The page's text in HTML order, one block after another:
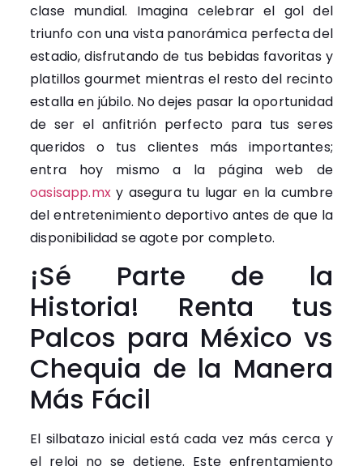
clase mundial. Imagina celebrar el gol del
triunfo con una vista panorámica perfecta del
estadio, disfrutando de tus bebidas favoritas y
platillos gourmet mientras el resto del recinto
estalla en júbilo. No dejes pasar la oportunidad
de ser el anfitrión perfecto para tus seres
queridos o tus clientes más importantes;
entra hoy mismo a la página web de
oasisapp.mxy asegura tu lugar en la cumbre
del entretenimiento deportivo antes de que la
disponibilidad se agote por completo.
¡Sé Parte de la
Historia! Renta tus
Palcos para México vs
Chequia de la Manera
Más Fácil
El silbatazo inicial está cada vez más cerca y
el reloj no se detiene. Este enfrentamiento